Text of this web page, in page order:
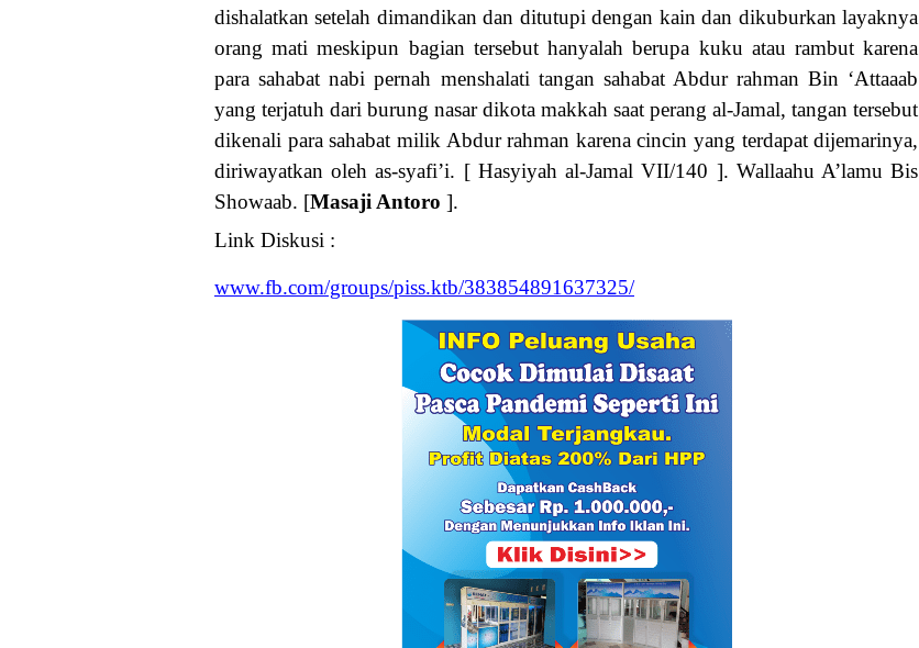
dishalatkan setelah dimandikan dan ditutupi dengan kain dan dikuburkan layaknya
orang mati meskipun bagian tersebut hanyalah berupa kuku atau rambut karena
para sahabat nabi pernah menshalati tangan sahabat Abdur rahman Bin ‘Attaaab
yang terjatuh dari burung nasar dikota makkah saat perang al-Jamal, tangan tersebut
dikenali para sahabat milik Abdur rahman karena cincin yang terdapat dijemarinya,
diriwayatkan oleh as-syafi’i. [ Hasyiyah al-Jamal VII/140 ]. Wallaahu A’lamu Bis
Showaab. [Masaji Antoro ].
Link Diskusi :
www.fb.com/groups/piss.ktb/383854891637325/